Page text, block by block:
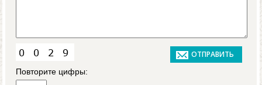
Повторите цифры: